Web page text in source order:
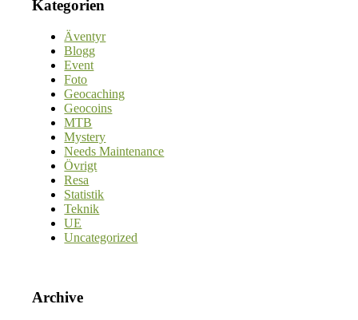
Kategorien
Äventyr
Blogg
Event
Foto
Geocaching
Geocoins
MTB
Mystery
Needs Maintenance
Övrigt
Resa
Statistik
Teknik
UE
Uncategorized
Archive